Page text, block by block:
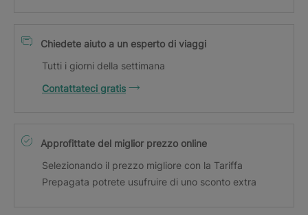
Chiedete aiuto a un esperto di viaggi
Tutti i giorni della settimana
Contattateci gratis
Approfittate del miglior prezzo online
Selezionando il prezzo migliore con la Tariffa
Prepagata potrete usufruire di uno sconto extra